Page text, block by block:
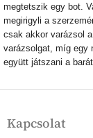
megtetszik egy bot.
megirigyli a
csak akkor varázsol
varázsolgat, míg egy
együtt játszani a
L
bKapcsolat